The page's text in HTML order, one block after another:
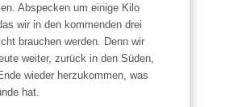
Abspecken um einige Kilo
wir in den kommenden drei
brauchen werden. Denn wir
weiter, zurück in den Süden,
wieder herzukommen, was
hat.